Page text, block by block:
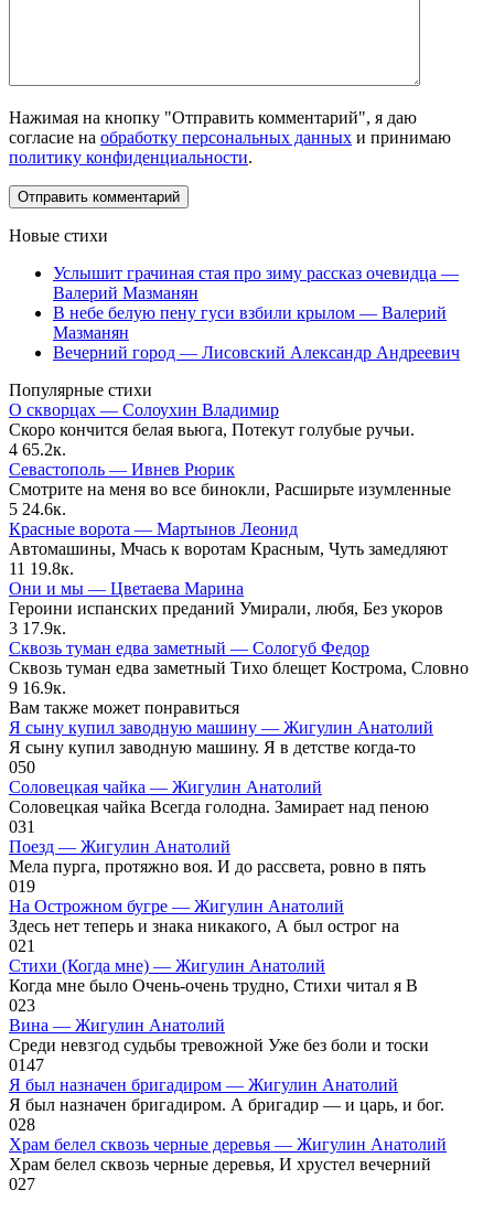
Нажимая на кнопку "Отправить комментарий", я даю
согласие на обработку персональных данных и принимаю
политику конфиденциальности.
Новые стихи
Услышит грачиная стая про зиму рассказ очевидца —
Валерий Мазманян
В небе белую пену гуси взбили крылом — Валерий
Мазманян
Вечерний город — Лисовский Александр Андреевич
Популярные стихи
О скворцах — Солоухин Владимир
Скоро кончится белая вьюга, Потекут голубые ручьи.
4 65.2к.
Севастополь — Ивнев Рюрик
Смотрите на меня во все бинокли, Расширьте изумленные
5 24.6к.
Красные ворота — Мартынов Леонид
Автомашины, Мчась к воротам Красным, Чуть замедляют
11 19.8к.
Они и мы — Цветаева Марина
Героини испанских преданий Умирали, любя, Без укоров
3 17.9к.
Сквозь туман едва заметный — Сологуб Федор
Сквозь туман едва заметный Тихо блещет Кострома, Словно
9 16.9к.
Вам также может понравиться
Я сыну купил заводную машину — Жигулин Анатолий
Я сыну купил заводную машину. Я в детстве когда-то
050
Соловецкая чайка — Жигулин Анатолий
Соловецкая чайка Всегда голодна. Замирает над пеною
031
Поезд — Жигулин Анатолий
Мела пурга, протяжно воя. И до рассвета, ровно в пять
019
На Острожном бугре — Жигулин Анатолий
Здесь нет теперь и знака никакого, А был острог на
021
Стихи (Когда мне) — Жигулин Анатолий
Когда мне было Очень-очень трудно, Стихи читал я В
023
Вина — Жигулин Анатолий
Среди невзгод судьбы тревожной Уже без боли и тоски
0147
Я был назначен бригадиром — Жигулин Анатолий
Я был назначен бригадиром. А бригадир — и царь, и бог.
028
Храм белел сквозь черные деревья — Жигулин Анатолий
Храм белел сквозь черные деревья, И хрустел вечерний
027